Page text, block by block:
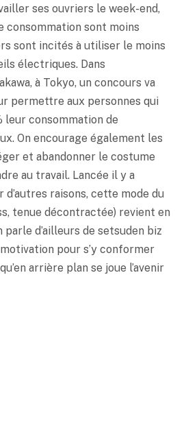
ses ouvriers le week-end,
consommation sont moins
sont incités à utiliser le moins
électriques. Dans
à Tokyo, un concours va
permettre aux personnes qui
leur consommation de
On encourage également les
et abandonner le costume
au travail. Lancée il y a
d’autres raisons, cette mode du
tenue décontractée) revient en
d’ailleurs de setsuden biz
pour s’y conformer
arrière plan se joue l’avenir